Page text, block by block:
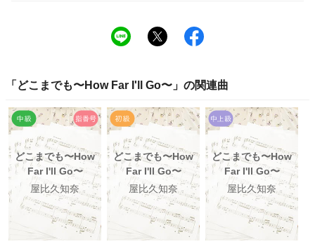
「 どこまでも〜How Far I'll Go〜 」の関連曲
どこまでも〜How
Far I'll Go〜
屋比久知奈
どこまでも〜How
Far I'll Go〜
屋比久知奈
どこまでも〜How
Far I'll Go〜
屋比久知奈